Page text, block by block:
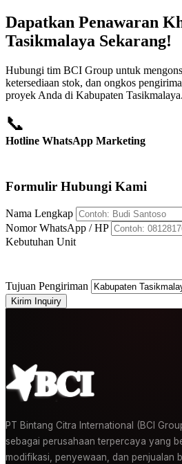
Dapatkan Penawaran
Tasikmalaya Sekarang!
Hubungi tim BCI Group untuk
ketersediaan stok, dan ongkos
proyek Anda di Kabupaten Tasikmalaya.
📞
Hotline WhatsApp Marketing
Formulir Hubungi Kami
Nama Lengkap
Nomor WhatsApp / HP
Kebutuhan Unit
Tujuan Pengiriman
Kirim Inquiry
PT Bintang Citra International (BCI
sebagai perusahaan terpercaya yang
modifikasi, penyewaan, dan penjualan